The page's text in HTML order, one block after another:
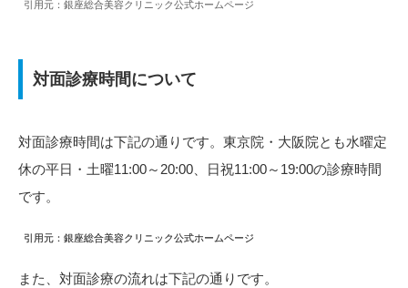
引用元：銀座総合美容クリニック公式ホームページ
対面診療時間について
対面診療時間は下記の通りです。東京院・大阪院とも水曜定
休の平日・土曜11:00～20:00、日祝11:00～19:00の診療時間
です。
引用元：銀座総合美容クリニック公式ホームページ
引用元：銀座総合美容クリニック公式ホームページ
また、対面診療の流れは下記の通りです。